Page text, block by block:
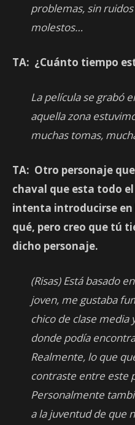
problemas, sin
molestos…
TA: ¿Cuánto tiempo
La película se grabó
aquella zona
muchas tomas,
TA: Otro personaje
chaval que esta todo
intenta introducirse en
qué, pero creo que tú
dicho personaje.
(Risas) Está basado
joven, me gustaba
chico de clase media
donde podía
Realmente, lo que
contraste entre este
Personalmente
a la juventud de que